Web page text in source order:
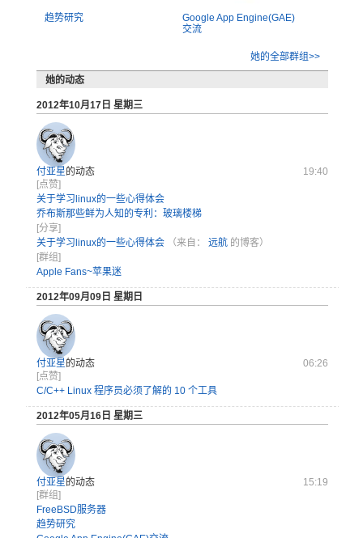
趋势研究
Google App Engine(GAE)
交流
她的全部群组>>
她的动态
2012年10月17日 星期三
付亚星的动态
19:40
[点赞]
关于学习linux的一些心得体会
乔布斯那些鲜为人知的专利：玻璃楼梯
[分享]
关于学习linux的一些心得体会
（来自： 远航 的博客）
[群组]
Apple Fans~苹果迷
2012年09月09日 星期日
付亚星的动态
06:26
[点赞]
C/C++ Linux 程序员必须了解的 10 个工具
2012年05月16日 星期三
付亚星的动态
15:19
[群组]
FreeBSD服务器
趋势研究